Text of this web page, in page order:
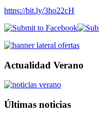
https://bit.ly/3ho22cH
Actualidad Verano
Últimas noticias